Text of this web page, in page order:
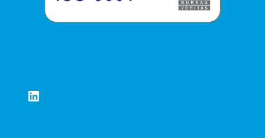
LinkedIn